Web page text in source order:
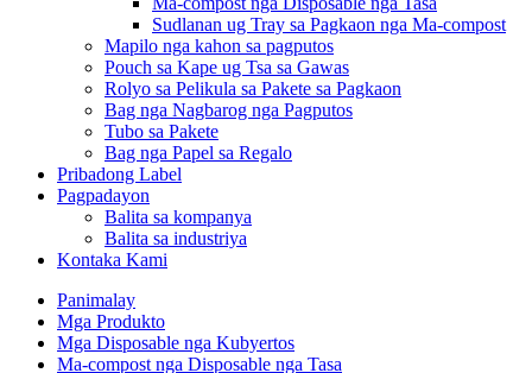
Sudlanan ug Tray sa Pagkaon nga Ma-compost
Mapilo nga kahon sa pagputos
Pouch sa Kape ug Tsa sa Gawas
Rolyo sa Pelikula sa Pakete sa Pagkaon
Bag nga Nagbarog nga Pagputos
Tubo sa Pakete
Bag nga Papel sa Regalo
Pribadong Label
Pagpadayon
Balita sa kompanya
Balita sa industriya
Kontaka Kami
Panimalay
Mga Produkto
Mga Disposable nga Kubyertos
Ma-compost nga Disposable nga Tasa